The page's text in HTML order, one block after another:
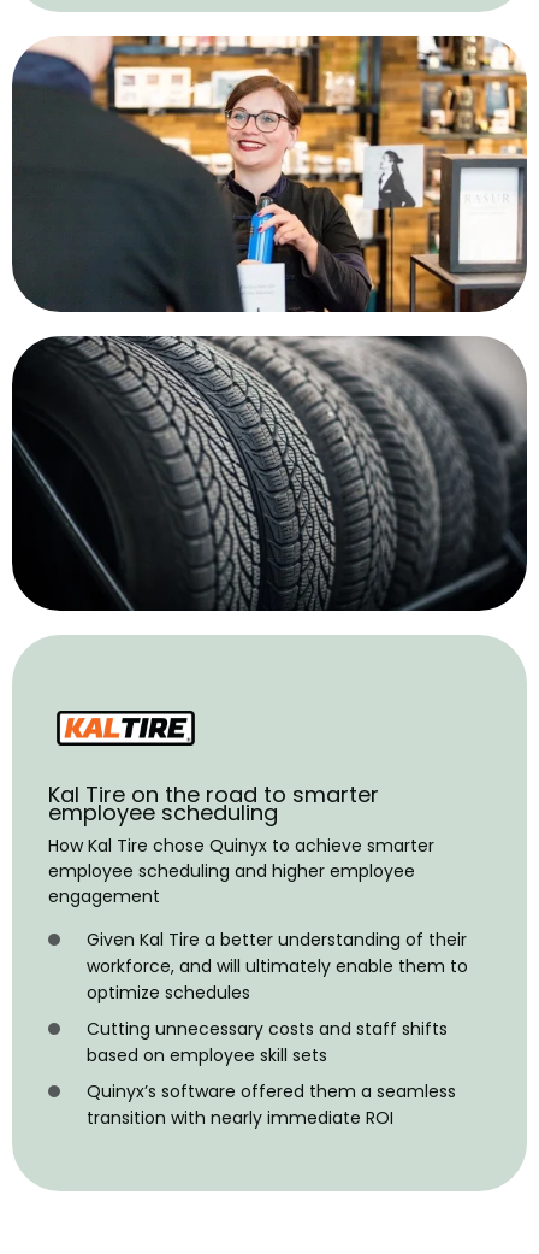
Kal Tire on the road to smarter
employee scheduling
How Kal Tire chose Quinyx to achieve smarter
employee scheduling and higher employee
engagement
Given Kal Tire a better understanding of their
workforce, and will ultimately enable them to
optimize schedules
Cutting unnecessary costs and staff shifts
based on employee skill sets
Quinyx’s software offered them a seamless
transition with nearly immediate ROI